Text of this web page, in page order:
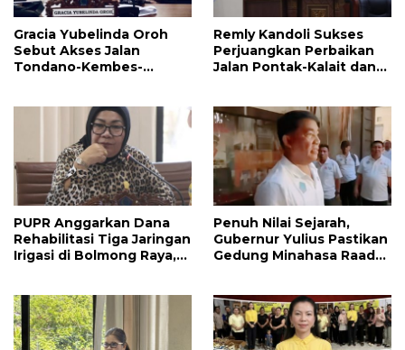
Gracia Yubelinda Oroh
Sebut Akses Jalan
Tondano-Kembes-
Remly Kandoli Sukses
Perjuangkan Perbaikan
Jalan Pontak-Kalait dan
PUPR Anggarkan Dana
Rehabilitasi Tiga Jaringan
Irigasi di Bolmong Raya,
Penuh Nilai Sejarah,
Gubernur Yulius Pastikan
Gedung Minahasa Raad